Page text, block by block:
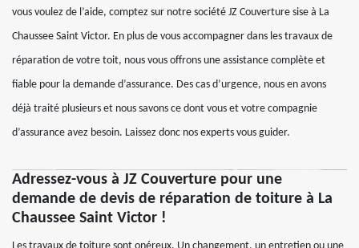
vous voulez de l’aide, comptez sur notre société JZ Couverture sise à La
Chaussee Saint Victor. En plus de vous accompagner dans les travaux de
réparation de votre toit, nous vous offrons une assistance complète et
fiable pour la demande d’assurance. Des cas d’urgence, nous en avons
déjà traité plusieurs et nous savons ce dont vous et votre compagnie
d’assurance avez besoin. Laissez donc nos experts vous guider.
Adressez-vous à JZ Couverture pour une
demande de devis de réparation de toiture à La
Chaussee Saint Victor !